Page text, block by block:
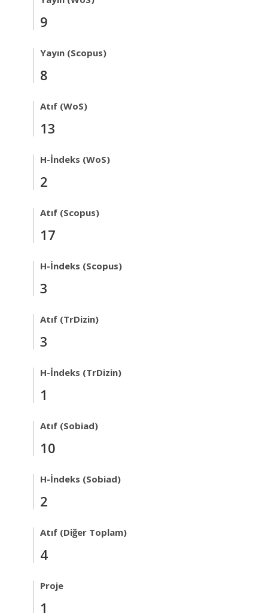
9
Yayın (Scopus)
8
Atıf (WoS)
13
H-İndeks (WoS)
2
Atıf (Scopus)
17
H-İndeks (Scopus)
3
Atıf (TrDizin)
3
H-İndeks (TrDizin)
1
Atıf (Sobiad)
10
H-İndeks (Sobiad)
2
Atıf (Diğer Toplam)
4
Proje
1